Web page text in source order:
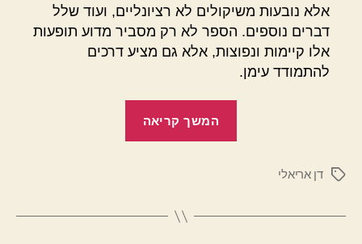
אלא נובעות משיקולים לא רציונליים, ועוד שלל
דברים נוספים. הספר לא רק מסביר מדוע תופעות
אלו קיימות ונפוצות, אלא גם מציע דרכים
להתמודד עימן.
המשך קריאה
תגיותדן אריאלי